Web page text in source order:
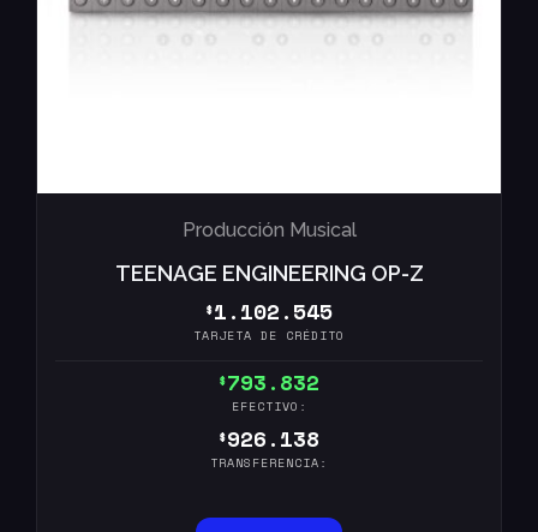
Producción Musical
TEENAGE ENGINEERING OP-Z
$1.102.545
TARJETA DE CRÉDITO
$793.832
EFECTIVO:
$926.138
TRANSFERENCIA: